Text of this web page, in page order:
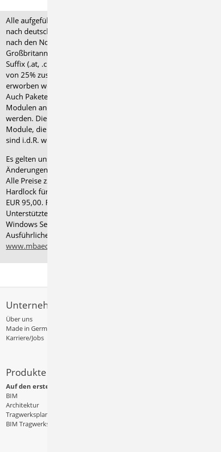
Alle aufgeführten Preise verstehen sich für Module/Pakete
nach deutschen Normgrundlagen (".de"). Module, die auch
nach den Normen für Österreich, Schweiz, Italien und
Großbritannien verfügbar sind, tragen ein entsprechendes
Suffix (.at, .ch, .it bzw. .uk) und können gegen einen Aufpreis
von 25% zusammen mit dem jeweiligen ".de"-Modul
erworben werden.
Auch Pakete können gegen einen Aufpreis von 25% mit
Modulen anderer Normen (.at, .ch, .it bzw. .uk) erweitert
werden. Die Paketerweiterung umfasst alle entsprechenden
Module, die zum Zeitpunkt des Kaufs verfügbar sind. Das
sind i.d.R. weniger Module als nach deutscher Norm.
Es gelten unsere
Änderungen und Irrtümer vorbehalten.
Alle Preise zzgl. Versandkosten und gesetzlicher MwSt.
Hardlock für Einzelplatzlizenz, je Arbeitsplatz erforderlich
EUR 95,00. Folgelizenz-/Netzwerkbedingungen auf Anfrage.
Unterstützte Betriebssysteme: Windows
Windows Server 2025 mit Windows Terminal Server.
Ausführliche Informationen auf
www.mbaec.de/service/systemvoraussetzungen
Unternehmen
Über uns
Made in Germany
Karriere/Jobs
Produkte
Auf den ersten Blick
BIM
Architektur
Tragwerksplanung
BIM Tragwerksplanung